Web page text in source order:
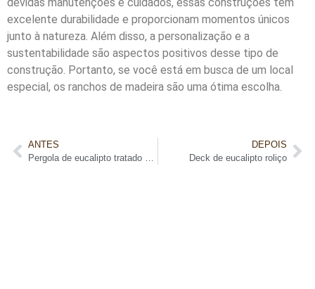
excelente durabilidade e proporcionam momentos únicos
junto à natureza. Além disso, a personalização e a
sustentabilidade são aspectos positivos desse tipo de
construção. Portanto, se você está em busca de um local
especial, os ranchos de madeira são uma ótima escolha.
ANTES
DEPOIS
Deck de eucalipto roliço